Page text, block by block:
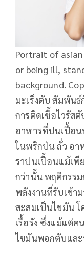
Portrait of
or being ill,
background.
มะเร็งตับ สัมพัน
การติดเชื้อไวรัส
อาหารที่ปนเปื้อ
ในพริกป่น ถั่ว อา
ราปนเปื้อนแม้เพี
กว่านั้น พฤติกรร
พลังงานที่รับเข้า
สะสมเป็นไขมัน
เรื้อรัง ซึ่งแม้แต่ค
ไขมันพอกตับและ